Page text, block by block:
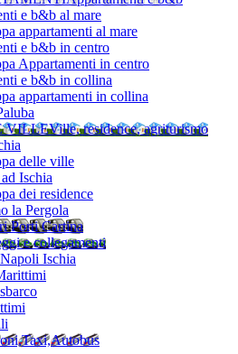
e b&b al mare
appartamenti al mare
e b&b in centro
Appartamenti in centro
e b&b in collina
appartamenti in collina
VILLEVille, residence, agriturismo
delle ville
Ischia
dei residence
la Pergola
Porti Cartina
e collegamenti
Ischia